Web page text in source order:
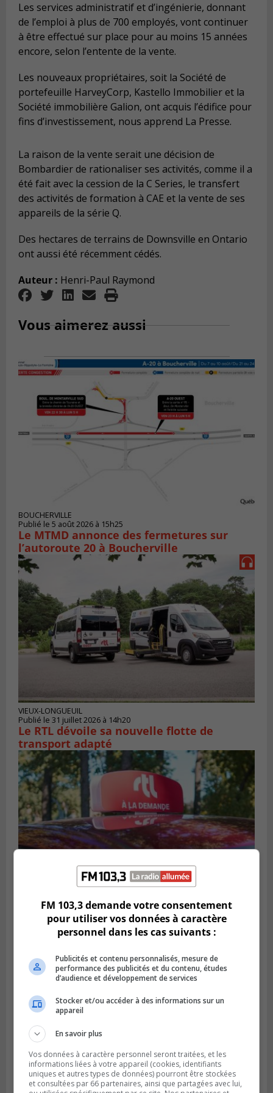
Les services administratif et d’ingénierie, donnant
de l’emploi à plus de 700 employés, vont continuer
à être effectué sur place pour au moins 15 années
encore, selon l’entente de la vente.
Les nouveaux propriétaires, soit la Société de
portefeuille HarveyCorp, Kastello Immobilier et la
Société immobilière Galion, ont acquis l’édifice pour
fins d’investissement, nous apprend La Presse.
La raison de la vente serait une décision de
Bombardier de rationaliser ses activités, comme il a
été fait avec la cession de la C Series, le transfert
des activités de formation à CAE et la vente de ses
appareils de la série Q.
Des hectares de terrains de Downsville en Ontario
ont aussi été récemment cédés.
Auteur : Henri-Paul Raymond
Vous aimerez aussi
BOUCHERVILLE
Publié le 5 août 2026 à 15h25
Le MTMD annonce des fermetures sur
l’autoroute 20 à Boucherville
VIEUX-LONGUEUIL
Publié le 31 juillet 2026 à 14h20
Le RTL dévoile sa nouvelle flotte de
transport adapté
BROSSARD
Publié le 31 juillet 2026 à 12h00
Le transport à la demande du RTL prend
de l’expansion à Brossard
FM 103,3 demande votre consentement
pour utiliser vos données à caractère
personnel dans les cas suivants :
Publicités et contenu personnalisés, mesure de
performance des publicités et du contenu, études
d’audience et développement de services
Stocker et/ou accéder à des informations sur un
appareil
En savoir plus
Vos données à caractère personnel seront traitées, et les
informations liées à votre appareil (cookies, identifiants
uniques et autres types de données) pourront être stockées
et consultées par 66 partenaires, ainsi que partagées avec lui,